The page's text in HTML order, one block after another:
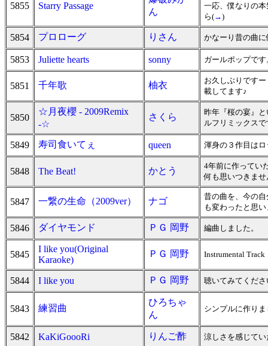
5855 Starry Passage
ん
一応、僕なりの
ら(→)
5854 プロローグ りさん かなーり昔の曲
5853 Juliette hearts sonny ガールポップで
5851 千年歌 柚衣
お久しぶりです
載してます♪
5850
☆月夜櫻 - 2009Remix
-☆
さくら
昨年『桜の宴』
ルフリミックス
5849 寿司食いてぇ queen 渾身の３作目は
5848 The Beat! かとう
4年前に作ってい
何も思いつきま
5847 一繋の生命（2009ver） ナゴ
昔の曲を、今の
も変わったと思
5846 ダイヤモンド ＰＧ 岡野 編曲しました。
5845
I like you(Original
Karaoke)
ＰＧ 岡野 Instrumental Track
5844 I like you ＰＧ 岡野 聴いてみてくださ
5843 練習曲
ひろちゃ
ん
シンプルに作り
5842 KaKiGoooRi りんご酢 涼しさを感じて